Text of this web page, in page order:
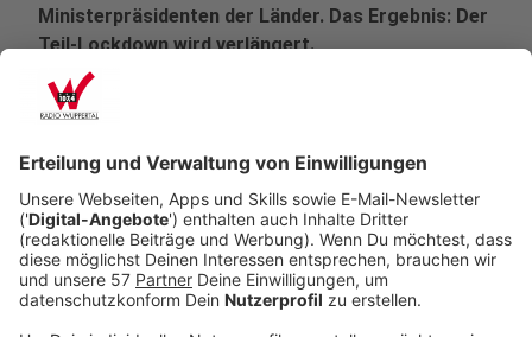
Ministerpräsidenten der Länder. Das Ergebnis: Der
Teil-Lockdown wird verlängert.
Veröffentlicht:
Anzeige
Nur Empfehlungen für die eigenen vier
Wände